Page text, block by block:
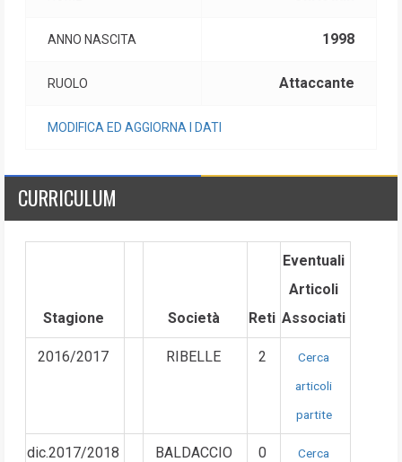
ANNO NASCITA 1998
RUOLO Attaccante
MODIFICA ED AGGIORNA I DATI
CURRICULUM
Stagione Società Reti
Eventuali
Articoli
Associati
2016/2017 RIBELLE 2
Cerca
articoli
partite
dic.2017/2018
BALDACCIO
0
Cerca